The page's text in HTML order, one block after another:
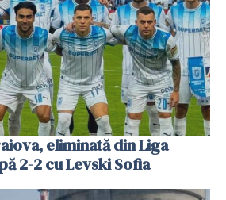
eliminată din Liga
2-2 cu Levski Sofia